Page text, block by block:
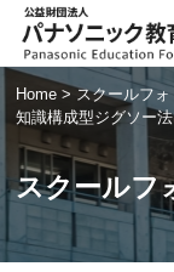
Home > スクールフォ
知識構成型ジグソー
スクールフ